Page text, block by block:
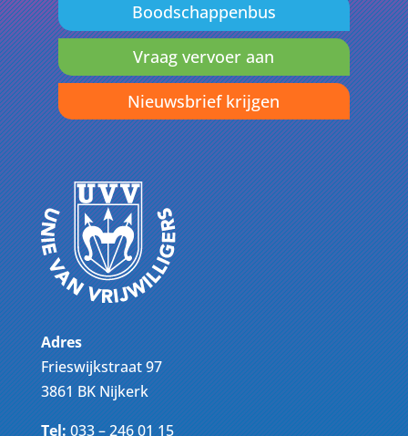
Boodschappenbus
Vraag vervoer aan
Nieuwsbrief krijgen
Adres
Frieswijkstraat 97
3861 BK Nijkerk
Tel:033 – 246 01 15